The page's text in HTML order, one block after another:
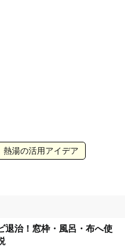
熱湯の活用アイデア
退治！窓枠・風呂・布へ使